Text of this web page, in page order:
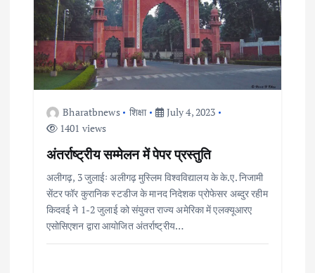
g
a
t
Bharatbnews शिक्षा
July 4, 2023
1401 views
अंतर्राष्ट्रीय सम्मेलन में पेपर प्रस्तुति
अलीगढ़, 3 जुलाईः अलीगढ़ मुस्लिम विश्वविद्यालय के के.ए. निजामी
सेंटर फॉर कुरानिक स्टडीज के मानद निदेशक प्रोफेसर अब्दुर रहीम
किदवई ने 1-2 जुलाई को संयुक्त राज्य अमेरिका में एलक्यूआरए
एसोसिएशन द्वारा आयोजित अंतर्राष्ट्रीय…